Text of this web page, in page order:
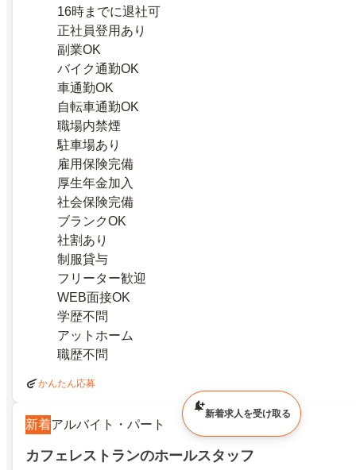
16時までに退社可
正社員登用あり
副業OK
バイク通勤OK
車通勤OK
自転車通勤OK
職場内禁煙
駐車場あり
雇用保険完備
厚生年金加入
社会保険完備
ブランクOK
社割あり
制服貸与
フリーター歓迎
WEB面接OK
学歴不問
アットホーム
職歴不問
かんたん応募
新着アルバイト・パート
カフェレストランのホールスタッフ
新着求人を受け取る